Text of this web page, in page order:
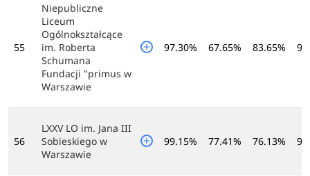
55
Niepubliczne
Liceum
Ogólnokształcące
im. Roberta
Schumana
Fundacji "primus w
Warszawie
97.30% 67.65% 83.65%
56
LXXV LO im. Jana III
Sobieskiego w
Warszawie
99.15% 77.41% 76.13%